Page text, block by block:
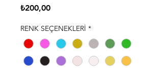
₺200,00Fiyat
RENK SEÇENEKLERİ *